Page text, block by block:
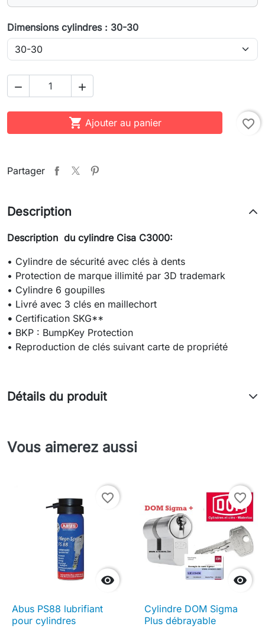
Dimensions cylindres : 30-30
 
 Ajouter au panier favorite_border
Partager
Description
Description du cylindre Cisa C3000:
• Cylindre de sécurité avec clés à dents
• Protection de marque illimité par 3D trademark
• Cylindre 6 goupilles
• Livré avec 3 clés en maillechort
• Certification SKG**
• BKP : BumpKey Protection
• Reproduction de clés suivant carte de propriété
Détails du produit
Vous aimerez aussi

favorite_border
Abus PS88 lubrifiant
pour cylindres

favorite_border
Cylindre DOM Sigma
Plus débrayable